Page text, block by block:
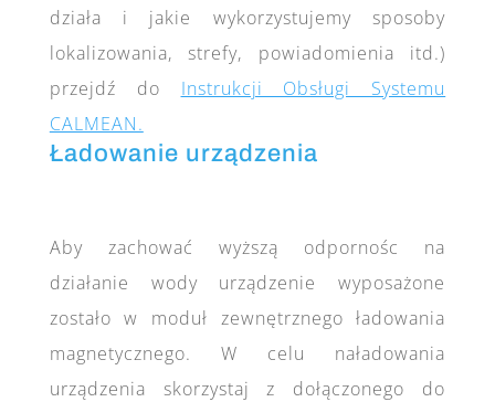
działa i jakie wykorzystujemy sposoby
lokalizowania, strefy, powiadomienia itd.)
przejdź do Instrukcji Obsługi Systemu
CALMEAN.
Ładowanie urządzenia
Aby zachować wyższą odpornośc na
działanie wody urządzenie wyposażone
zostało w moduł zewnętrznego ładowania
magnetycznego. W celu naładowania
urządzenia skorzystaj z dołączonego do